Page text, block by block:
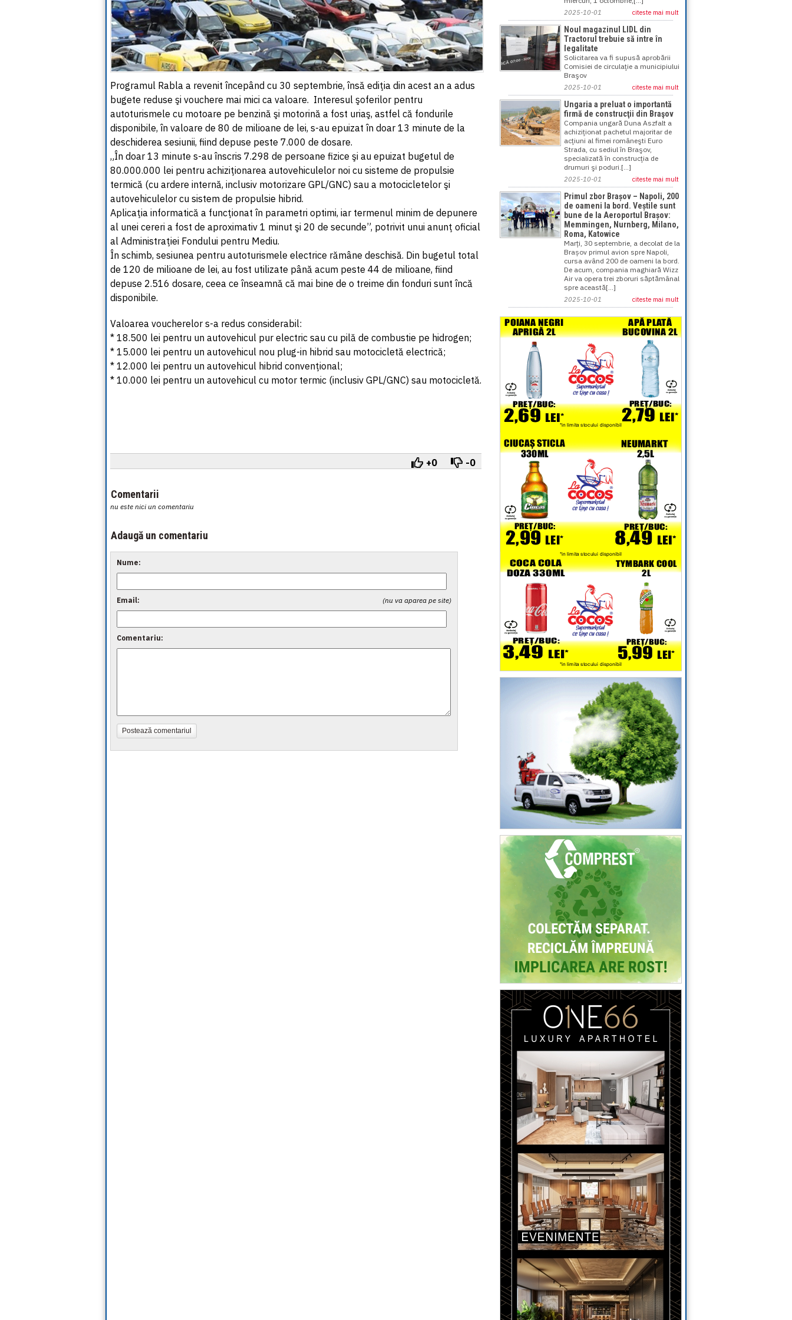
Programul Rabla a revenit începând cu 30 septembrie, însă ediţia din acest an a adus
bugete reduse şi vouchere mai mici ca valoare. Interesul şoferilor pentru
autoturismele cu motoare pe benzină şi motorină a fost uriaş, astfel că fondurile
disponibile, în valoare de 80 de milioane de lei, s-au epuizat în doar 13 minute de la
deschiderea sesiunii, fiind depuse peste 7.000 de dosare.
„În doar 13 minute s-au înscris 7.298 de persoane fizice şi au epuizat bugetul de
80.000.000 lei pentru achiziţionarea autovehiculelor noi cu sisteme de propulsie
termică (cu ardere internă, inclusiv motorizare GPL/GNC) sau a motocicletelor şi
autovehiculelor cu sistem de propulsie hibrid.
Aplicaţia informatică a funcţionat în parametri optimi, iar termenul minim de depunere
al unei cereri a fost de aproximativ 1 minut şi 20 de secunde”, potrivit unui anunţ oficial
al Administraţiei Fondului pentru Mediu.
În schimb, sesiunea pentru autoturismele electrice rămâne deschisă. Din bugetul total
de 120 de milioane de lei, au fost utilizate până acum peste 44 de milioane, fiind
depuse 2.516 dosare, ceea ce înseamnă că mai bine de o treime din fonduri sunt încă
disponibile.
Valoarea voucherelor s-a redus considerabil:
* 18.500 lei pentru un autovehicul pur electric sau cu pilă de combustie pe hidrogen;
* 15.000 lei pentru un autovehicul nou plug-in hibrid sau motocicletă electrică;
* 12.000 lei pentru un autovehicul hibrid convenţional;
* 10.000 lei pentru un autovehicul cu motor termic (inclusiv GPL/GNC) sau motocicletă.
+0 -0
Comentarii
nu este nici un comentariu
Adaugă un comentariu
Nume:
(nu va aparea pe site)
Email:
Comentariu:
Postează comentariul
2025-10-01 citeste mai mult
Noul magazinul LIDL din
Tractorul trebuie să intre în
legalitate
Solicitarea va fi supusă aprobării
Comisiei de circulaţie a municipiului
Braşov
2025-10-01 citeste mai mult
Ungaria a preluat o importantă
firmă de construcţii din Braşov
Compania ungară Duna Aszfalt a
achiziţionat pachetul majoritar de
acţiuni al fimei româneşti Euro
Strada, cu sediul în Braşov,
specializată în construcţia de
drumuri şi poduri.[...]
2025-10-01 citeste mai mult
Primul zbor Brașov – Napoli, 200
de oameni la bord. Veștile sunt
bune de la Aeroportul Brașov:
Memmingen, Nurnberg, Milano,
Roma, Katowice
Marți, 30 septembrie, a decolat de la
Brașov primul avion spre Napoli,
cursa având 200 de oameni la bord.
De acum, compania maghiară Wizz
Air va opera trei zboruri săptămânal
spre această[...]
2025-10-01 citeste mai mult